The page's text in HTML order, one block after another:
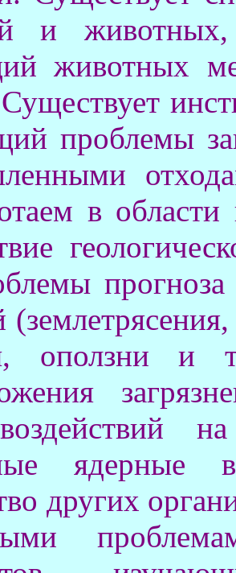
и животных,
животных
проблемы
в области
прогноза
оползни и
ядерные
других